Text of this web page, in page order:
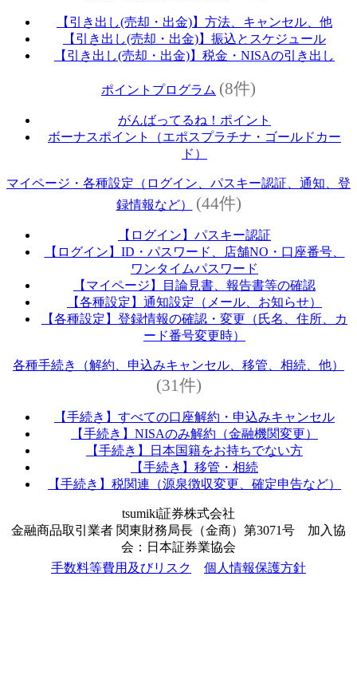
【引き出し(売却・出金)】方法、キャンセル、他
【引き出し(売却・出金)】振込とスケジュール
【引き出し(売却・出金)】税金・NISAの引き出し
ポイントプログラム (8件)
がんばってるね！ポイント
ボーナスポイント（エポスプラチナ・ゴールドカー
ド）
マイページ・各種設定（ログイン、パスキー認証、通知、登
録情報など）
(44件)
【ログイン】パスキー認証
【ログイン】ID・パスワード、店舗NO・口座番号、
ワンタイムパスワード
【マイページ】目論見書、報告書等の確認
【各種設定】通知設定（メール、お知らせ）
【各種設定】登録情報の確認・変更（氏名、住所、カ
ード番号変更時）
各種手続き（解約、申込みキャンセル、移管、相続、他）
(31件)
【手続き】すべての口座解約・申込みキャンセル
【手続き】NISAのみ解約（金融機関変更）
【手続き】日本国籍をお持ちでない方
【手続き】移管・相続
【手続き】税関連（源泉徴収変更、確定申告など）
tsumiki証券株式会社
金融商品取引業者 関東財務局長（金商）第3071号 加入協
会：日本証券業協会
手数料等費用及びリスク
個人情報保護方針